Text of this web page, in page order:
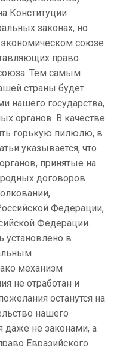
Конституции
законах, но
союзе
право
Тем самым
страны будет
нашего государства,
органов. В качестве
горькую пилюлю, в
указывается, что
принятые на
договоров
Федерации,
Федерации.
установлено в
механизм
не отработан и
останутся на
нашего
даже не законами, а
Евразийского